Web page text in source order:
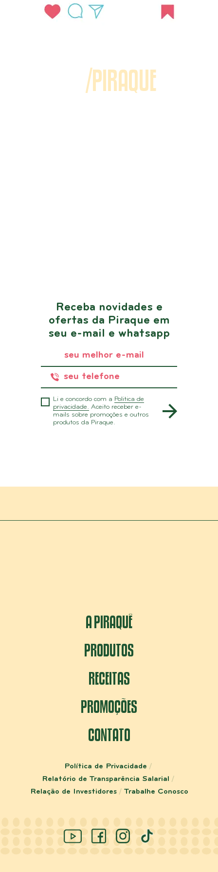
/PIRAQUE
Receba novidades e
ofertas da Piraque em
seu e-mail e whatsapp
Li e concordo com a Politica de
privacidade. Aceito receber e-
mails sobre promoções e outros
produtos da Piraque.
A PIRAQUÊ
PRODUTOS
RECEITAS
PROMOÇÕES
CONTATO
Política de Privacidade
Relatório de Transparência Salarial
Relação de Investidores
Trabalhe Conosco